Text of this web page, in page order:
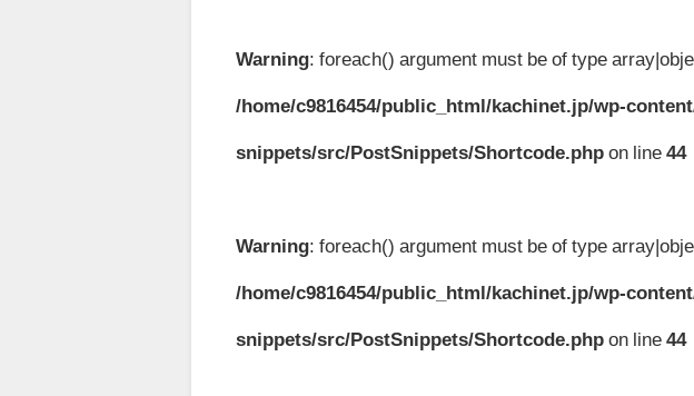
Warning: foreach() argument must be of type
/home/c9816454/public_html/kachinet.jp/wp-
snippets/src/PostSnippets/Shortcode.php on line44
Warning: foreach() argument must be of type
/home/c9816454/public_html/kachinet.jp/wp-
snippets/src/PostSnippets/Shortcode.php on line44